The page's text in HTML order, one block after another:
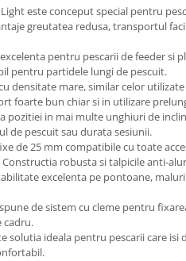
Light este conceput special pentru
greutatea redusa, transportul
pentru pescarii de feeder si
pentru partidele lungi de pescuit.
densitate mare, similar celor
foarte bun chiar si in utilizare
pozitiei in mai multe unghiuri de
de pescuit sau durata sesiunii.
de 25 mm compatibile cu toate
robusta si talpicile anti-
excelenta pe pontoane,
de sistem cu cleme pentru
cadru.
solutia ideala pentru pescarii care isi